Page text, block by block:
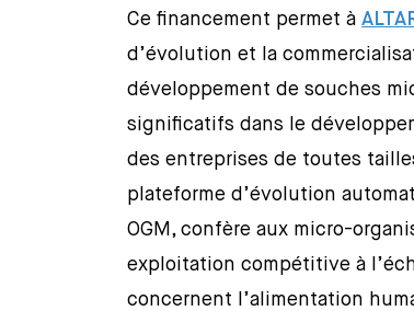
Ce financement permet à
d’évolution et la
développement de souches
significatifs dans le
des entreprises de toutes
plateforme d’évolution
OGM, confère aux micro-
exploitation compétitive à
concernent l’alimentation